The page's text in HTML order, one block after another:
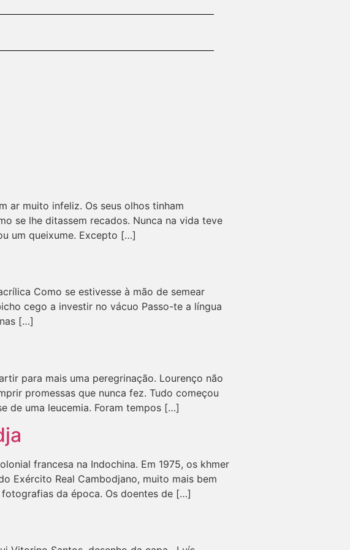
ar muito infeliz. Os seus olhos tinham
se lhe ditassem recados. Nunca na vida teve
um queixume. Excepto […]
Como se estivesse à mão de semear
cego a investir no vácuo Passo-te a língua
[…]
para mais uma peregrinação. Lourenço não
promessas que nunca fez. Tudo começou
de uma leucemia. Foram tempos […]
francesa na Indochina. Em 1975, os khmer
Exército Real Cambodjano, muito mais bem
da época. Os doentes de […]